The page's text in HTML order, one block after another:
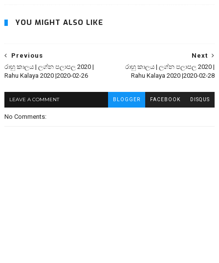
YOU MIGHT ALSO LIKE
Next
රාහු කාලය | ලග්න පලාපල 2020 |
Rahu Kalaya 2020 |2020-02-28
Previous
රාහු කාලය | ලග්න පලාපල 2020 |
Rahu Kalaya 2020 |2020-02-26
LEAVE A COMMENT BLOGGER FACEBOOK DISQUS
No Comments: